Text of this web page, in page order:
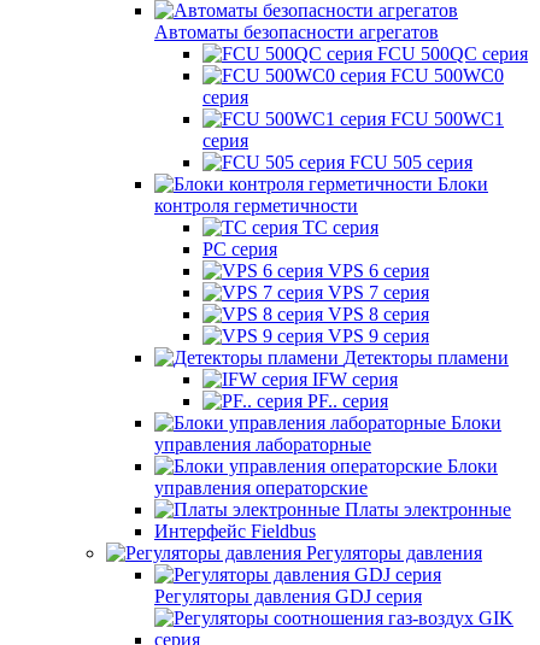
Автоматы безопасности агрегатов
FCU 500QC серия
FCU 500WC0
серия
FCU 500WC1
серия
FCU 505 серия
Блоки
контроля герметичности
TC серия
PC серия
VPS 6 серия
VPS 7 серия
VPS 8 серия
VPS 9 серия
Детекторы пламени
IFW серия
PF.. серия
Блоки
управления лабораторные
Блоки
управления операторские
Платы электронные
Интерфейс Fieldbus
Регуляторы давления
Регуляторы давления GDJ серия